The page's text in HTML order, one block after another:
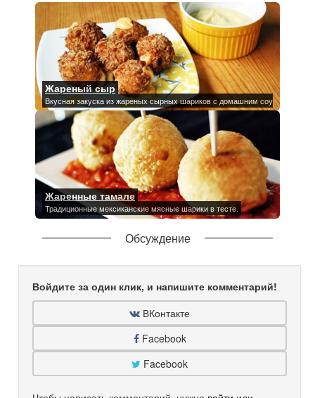
Жареный сыр
Вкусная закуска из жареных сырных шариков с домашним соусом.
Жаренные тамале
Традиционные мексиканские мясные шарики в тесте.
Обсуждение
Войдите за один клик, и напишите комментарий!
ВКонтакте
Facebook
Facebook